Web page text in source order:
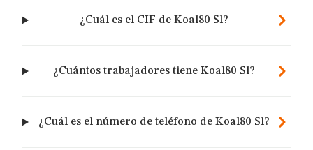
¿Cuál es el CIF de Koal80 Sl?
¿Cuántos trabajadores tiene Koal80 Sl?
¿Cuál es el número de teléfono de Koal80 Sl?